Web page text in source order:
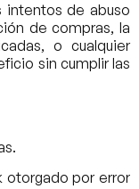
intentos de abuso
de compras, la
o cualquier
sin cumplir las
otorgado por error